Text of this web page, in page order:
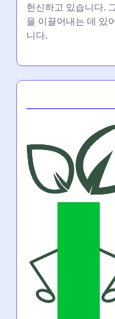
헌신하고 있습니다.
을 이끌어내는 데 있
니다.